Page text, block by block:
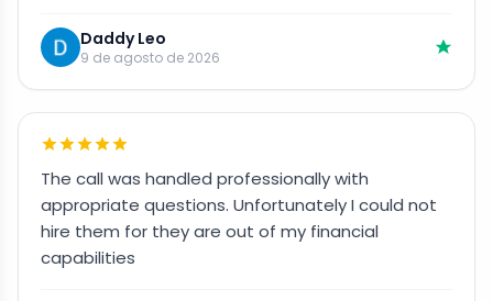
Daddy Leo
9 de agosto de 2026
The call was handled professionally with
appropriate questions. Unfortunately I could not
hire them for they are out of my financial
capabilities